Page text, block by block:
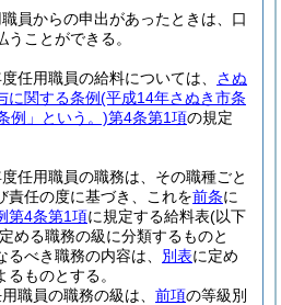
員からの申出があったときは、口
ことができる。
任用職員の給料については、 さぬ
に関する条例(平成14年さぬき市条
例」という。)第4条第1項の規定
任用職員の職務は、その職種ごと
責任の度に基づき、これを前条に
第4条第1項に規定する給料表(以下
める職務の級に分類するものと
べき職務の内容は、 別表に定め
ものとする。
職員の職務の級は、 前項の等級別